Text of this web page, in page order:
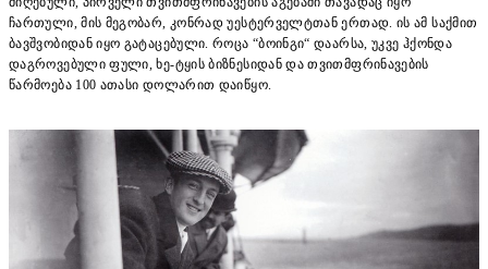
ჩართული, მის მეგობარ, კონრად უესტერველტთან ერთად. ის ამ საქმით
ბავშვობიდან იყო გატაცებული. როცა “ბოინგი“ დაარსა, უკვე ჰქონდა
დაგროვებული ფული, ხე-ტყის ბიზნესიდან და თვითმფრინავების
წარმოება 100 ათასი დოლარით დაიწყო.